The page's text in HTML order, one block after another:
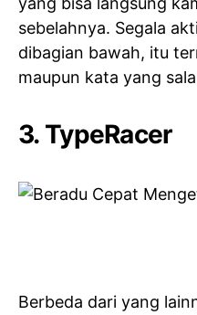
sebelahnya. Segala
dibagian bawah, itu
maupun kata yang
3. TypeRacer
Berbeda dari yang